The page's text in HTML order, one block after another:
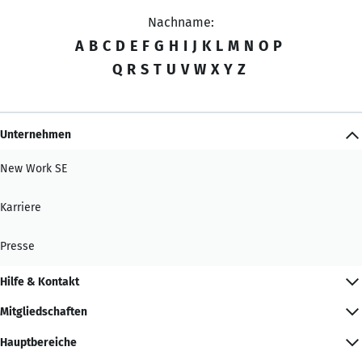
Nachname:
A B C D E F G H I J K L M N O P
Q R S T U V W X Y Z
Unternehmen
New Work SE
Karriere
Presse
Hilfe & Kontakt
Mitgliedschaften
Hauptbereiche